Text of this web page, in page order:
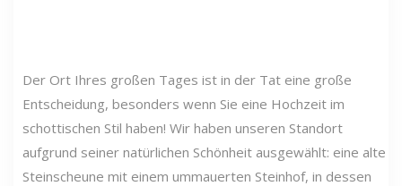
Der Ort Ihres großen Tages ist in der Tat eine große
Entscheidung, besonders wenn Sie eine Hochzeit im
schottischen Stil haben! Wir haben unseren Standort
aufgrund seiner natürlichen Schönheit ausgewählt: eine alte
Steinscheune mit einem ummauerten Steinhof, in dessen